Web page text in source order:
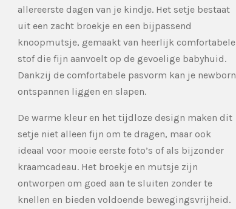
allereerste dagen van je kindje. Het setje bestaat
uit een zacht broekje en een bijpassend
knoopmutsje, gemaakt van heerlijk comfortabele
stof die fijn aanvoelt op de gevoelige babyhuid.
Dankzij de comfortabele pasvorm kan je newborn
ontspannen liggen en slapen.
De warme kleur en het tijdloze design maken dit
setje niet alleen fijn om te dragen, maar ook
ideaal voor mooie eerste foto’s of als bijzonder
kraamcadeau. Het broekje en mutsje zijn
ontworpen om goed aan te sluiten zonder te
knellen en bieden voldoende bewegingsvrijheid.